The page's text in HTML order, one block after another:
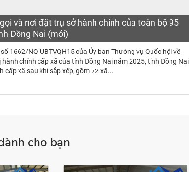
và nơi đặt trụ sở hành chính của toàn bộ 95
Đồng Nai (mới)
1662/NQ-UBTVQH15 của Ủy ban Thường vụ Quốc hội về
hành chính cấp xã của tỉnh Đồng Nai năm 2025, tỉnh Đồng Nai
cấp xã sau khi sắp xếp, gồm 72 xã...
cho bạn